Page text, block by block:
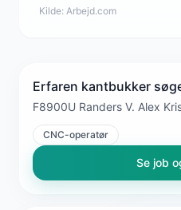
Kilde: Arbejd.com
Erfaren kantbukker
F8900U Randers V. Alex
CNC-operatør
Se job